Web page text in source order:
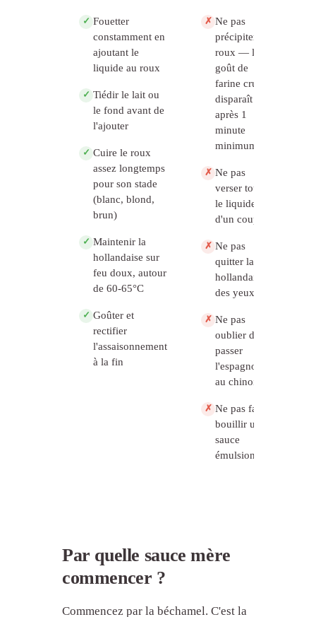
✓ Fouetter
constamment en
ajoutant le
liquide au roux
✓ Tiédir le lait ou
le fond avant de
l'ajouter
✓ Cuire le roux
assez longtemps
pour son stade
(blanc, blond,
brun)
✓ Maintenir la
hollandaise sur
feu doux, autour
de 60-65°C
✓ Goûter et
rectifier
l'assaisonnement
à la fin
✗ Ne pas
précipiter le
roux — le
goût de
farine crue
disparaît
après 1
minute
minimum
✗ Ne pas
verser tout
le liquide
d'un coup
✗ Ne pas
quitter la
hollandaise
des yeux
✗ Ne pas
oublier de
passer
l'espagnole
au chinois
✗ Ne pas faire
bouillir une
sauce
émulsionnée
Par quelle sauce mère
commencer ?
Commencez par la béchamel. C'est la